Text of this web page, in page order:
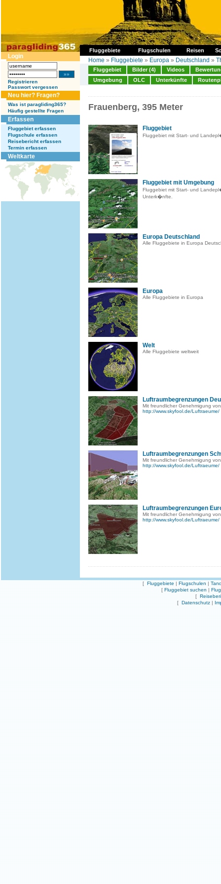
Fluggebiete Flugschulen Reisen
Login
Registrieren
Passwort vergessen
Neu hier? Fragen?
Was ist paragliding365?
Häufig gestellte Fragen
Erfassen
Fluggebiet erfassen
Flugschule erfassen
Reisebericht erfassen
Termin erfassen
Weltkarte
Home » Fluggebiete » Europa » Deutschland »
Fluggebiet Bilder (4) Videos
Umgebung
OLC Unterkünfte
Frauenberg, 395 Meter
Fluggebiet
Fluggebiet mit Start- und
Fluggebiet mit Umgebung
Fluggebiet mit Start- und
Unterk�nfte.
Europa Deutschland
Alle Fluggebiete in Europa
Europa
Alle Fluggebiete in Europa
Welt
Alle Fluggebiete weltweit
Luftraumbegrenzungen
Mit freundlicher Genehmigung
http://www.skyfool.de/Luftraeume/
Luftraumbegrenzungen
Mit freundlicher Genehmigung
http://www.skyfool.de/Luftraeume/
Luftraumbegrenzungen
Mit freundlicher Genehmigung
http://www.skyfool.de/Luftraeume/
[ Fluggebiete | Flugschulen |
[ Fluggebiet suchen |
[
[ Datenschutz |